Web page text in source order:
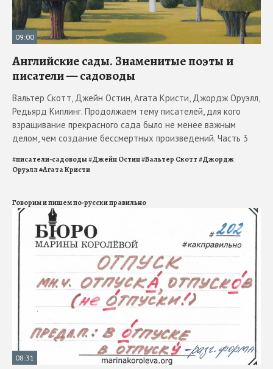
09:00
Английские сады. Знаменитые поэты и
писатели — садоводы
Вальтер Скотт, Джейн Остин, Агата Кристи, Джордж Оруэлл,
Редьярд Киплинг. Продолжаем тему писателей, для кого
взращивание прекрасного сада было не менее важным
делом, чем создание бессмертных произведений. Часть 3
#писатели-садоводы#Джейн Остин#Вальтер Скотт#Джордж
Оруэлл#Агата Кристи
Говорим и пишем по-русски правильно
08:31